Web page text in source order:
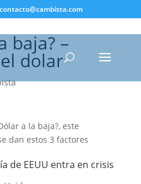
contacto@cambista.com
baja? –
dolar
a la baja?, este
dan estos 3 factores
de EEUU entra en crisis